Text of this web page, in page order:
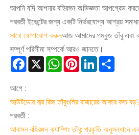
আপনি যদি আপনার বহিরঙ্গন অভিজ্ঞতা আপগ্রেড
পরবর্তী ইভেন্টের জন্য একটি নির্ভরযোগ্য আশ্রয়
সাথে যোগাযোগ করুনআজ আমাদের গম্বুজ তাঁবু এবং
সম্পূর্ণ পরিসীমা সম্পর্কে আরও জানতে।
Facebook
X WhatsApp
PinterestLinkedIn
আগে :
আউটডোর বার রিজ তাঁবুগুলির বাজারের আকার কত
পরবর্তী :
আবাসন বহিরঙ্গন ক্যাম্পিং তাঁবু: প্রকৃতি অনুসন্ধানে